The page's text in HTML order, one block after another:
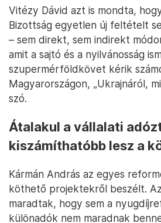
Vitézy Dávid azt is mondta,
Bizottság egyetlen új feltételt
– sem direkt, sem indirekt
amit a sajtó és a nyilvánosság
szupermérföldkövet kérik
Magyarországon, „Ukrajnáról,
szó.
Átalakul a vállalati
kiszámíthatóbb lesz a
Kármán András az egyes
köthető projektekről beszélt.
maradtak, hogy sem a
különadók nem maradnak